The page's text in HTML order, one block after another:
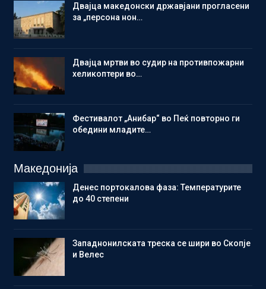
Двајца македонски државјани прогласени
за „персона нон…
Двајца мртви во судир на противпожарни
хеликоптери во…
Фестивалот „Анибар“ во Пеќ повторно ги
обедини младите…
Македонија
Денес портокалова фаза: Температурите
до 40 степени
Западнонилската треска се шири во Скопје
и Велес